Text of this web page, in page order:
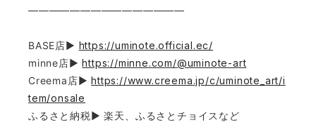
———————————————
BASE店▶︎ https://uminote.official.ec/
minne店▶︎https://minne.com/@uminote-art
Creema店▶︎https://www.creema.jp/c/uminote_art/i
tem/onsale
ふるさと納税▶︎ 楽天、ふるさとチョイスなど